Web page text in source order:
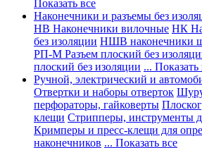
Показать все
Наконечники и разъемы без
НВ Наконечники вилочные НК
без изоляции НШВ наконечники
РП-М Разъем плоский без
плоский без изоляции ... Показать
Ручной, электрический и
Отвертки и наборы отверток
перфораторы, гайковерты
клещи Стрипперы, инструменты
Кримперы и пресс-клещи для
наконечников ... Показать все